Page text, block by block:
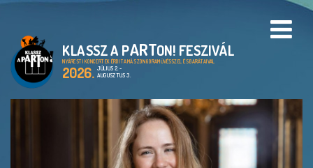
KLASSZ A PARTON! FESZIVÁL
NYÁRESTI KONCERTEK ÉRDI TAMÁS ZONGORAMŰVÉSSZEL ÉS BARÁTAIVAL
2026. JÚLIUS 2. -
AUGUSZTUS 3.
PROGRAMOK
A KLASSZ A PARTON!